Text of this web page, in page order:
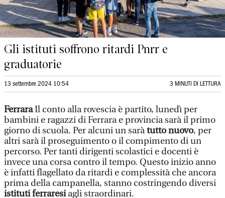
Gli istituti soffrono ritardi Pnrr e
graduatorie
13 settembre 2024 10:54 3 MINUTI DI LETTURA
FerraraIl conto alla rovescia è partito, lunedì per
bambini e ragazzi di Ferrara e provincia sarà il primo
giorno di scuola. Per alcuni un saràtutto nuovo, per
altri sarà il proseguimento o il compimento di un
percorso. Per tanti dirigenti scolastici e docenti è
invece una corsa contro il tempo. Questo inizio anno
è infatti flagellato da ritardi e complessità che ancora
prima della campanella, stanno costringendo diversi
istituti ferraresiagli straordinari.